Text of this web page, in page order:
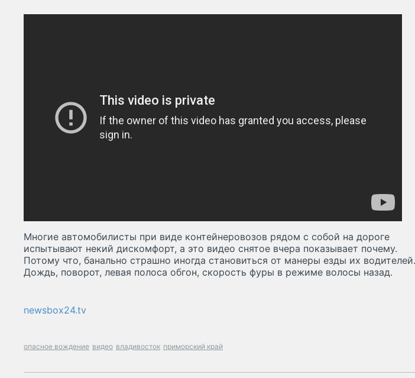
Многие автомобилисты при виде контейнеровозов рядом с собой на дороге
испытывают некий дискомфорт, а это видео снятое вчера показывает почему.
Потому что, банально страшно иногда становиться от манеры езды их водителей.
Дождь, поворот, левая полоса обгон, скорость фуры в режиме волосы назад.
newsbox24.tv
опасное вождение видео владивосток приморский край